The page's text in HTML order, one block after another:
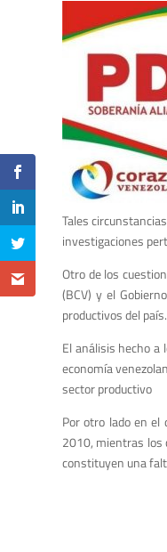
Tales
investigaciones
Otro de los
(BCV) y el
productivos del país.
El análisis hecho
economía
sector productivo
Por otro lado en el
2010, mientras los
constituyen una